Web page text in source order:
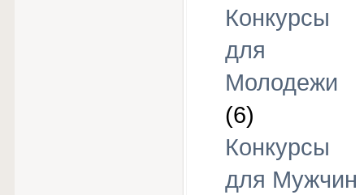
Конкурсы
для
Молодежи
(6)
Конкурсы
для Мужчин